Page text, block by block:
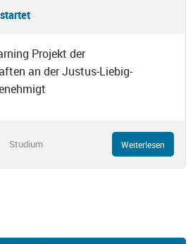
Projekt der
an der Justus-Liebig-
Studium Weiterlesen